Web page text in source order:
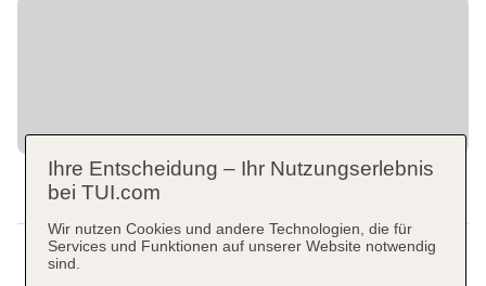
Ihre Entscheidung – Ihr Nutzungserlebnis
bei TUI.com
Wir nutzen Cookies und andere Technologien, die für
Services und Funktionen auf unserer Website notwendig
sind.